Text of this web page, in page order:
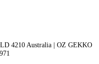
4210 Australia | OZ GEKKO